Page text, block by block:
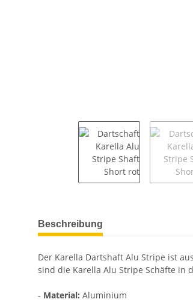
weitere Registerkarten anzeigen
Beschreibung
Der Karella Dartshaft Alu Stripe ist
sind die Karella Alu Stripe Schäfte in
- Material: Aluminium